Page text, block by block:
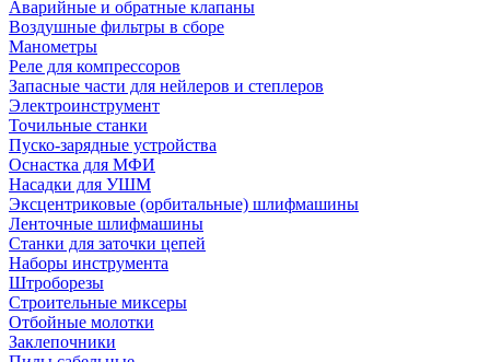
Аварийные и обратные клапаны
Воздушные фильтры в сборе
Манометры
Реле для компрессоров
Запасные части для нейлеров и степлеров
Электроинструмент
Точильные станки
Пуско-зарядные устройства
Оснастка для МФИ
Насадки для УШМ
Эксцентриковые (орбитальные) шлифмашины
Ленточные шлифмашины
Станки для заточки цепей
Наборы инструмента
Штроборезы
Строительные миксеры
Отбойные молотки
Заклепочники